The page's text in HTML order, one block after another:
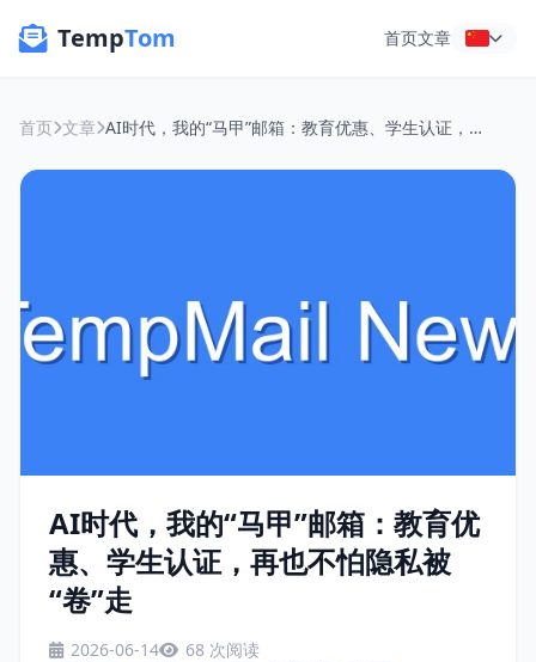
TempTom 首页文章
首页 文章 AI时代，我的“马甲”邮箱：教育优惠、学生认证，再也不怕隐私被“卷”走
AI时代，我的“马甲”邮箱：教育优
惠、学生认证，再也不怕隐私被
“卷”走
2026-06-14 68 次阅读